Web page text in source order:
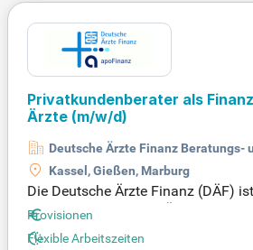
Privatkundenberater als
Ärzte (m/w/d)
Deutsche Ärzte Finanz Beratungs-
Kassel, Gießen, Marburg
Die Deutsche Ärzte Finanz (DÄF)
inanzdienstleister für Ärzt:innen
en in Deutschland. Als Mitglied der
Provisionen
Flexible Arbeitszeiten